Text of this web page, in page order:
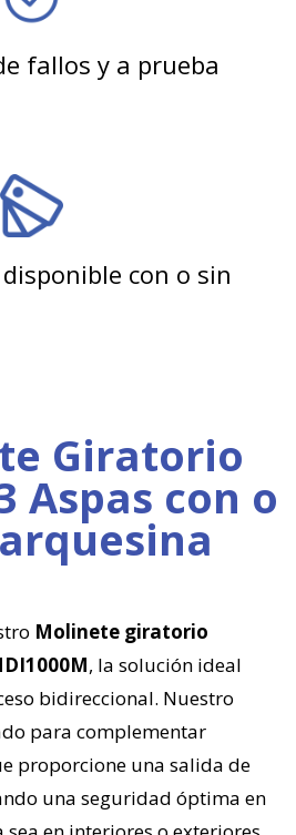
fallos y a prueba
con o sin
Giratorio
Aspas con o
Molinete giratorio
, la solución ideal
bidireccional. Nuestro
para complementar
proporcione una salida de
una seguridad óptima en